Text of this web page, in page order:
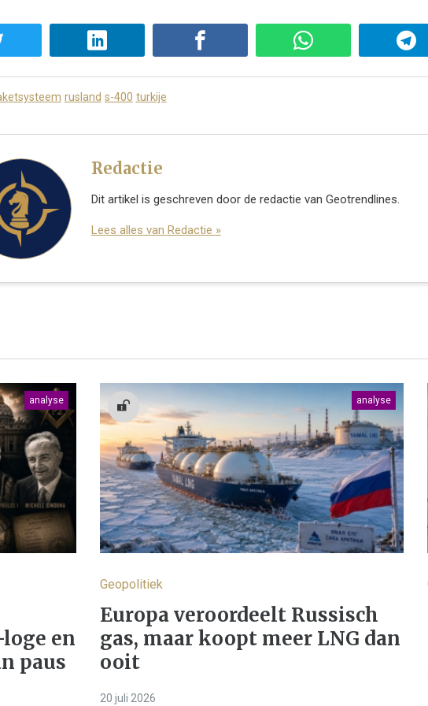
rusland s-400 turkije
Redactie
Dit artikel is geschreven door de redactie van Geotrendlines.
Lees alles van Redactie »
analyse
en
paus
analyse
Geopolitiek
Europa veroordeelt Russisch
gas, maar koopt meer LNG dan
ooit
20 juli 2026